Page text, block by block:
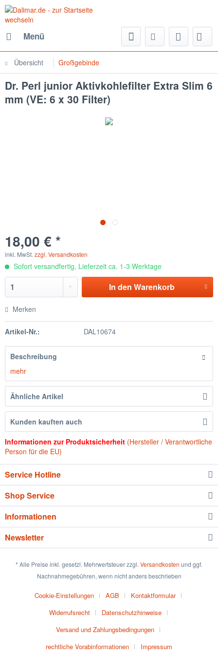
Menü
Übersicht Großgebinde
Dr. Perl junior Aktivkohlefilter Extra Slim 6
mm (VE: 6 x 30 Filter)
18,00 € *
inkl. MwSt. zzgl. Versandkosten
Sofort versandfertig, Lieferzeit ca. 1-3 Werktage
In den Warenkorb
Merken
Artikel-Nr.: DAL10674
Beschreibung
mehr
Ähnliche Artikel
Kunden kauften auch
Informationen zur Produktsicherheit (Hersteller / Verantwortliche
Person für die EU)
Service Hotline
Shop Service
Informationen
Newsletter
* Alle Preise inkl. gesetzl. Mehrwertsteuer zzgl. Versandkosten und ggf.
Nachnahmegebühren, wenn nicht anders beschrieben
Cookie-Einstellungen AGB
Kontaktformular
Widerrufsrecht
Datenschutzhinweise
Versand und Zahlungsbedingungen
rechtliche Vorabinformationen
Impressum